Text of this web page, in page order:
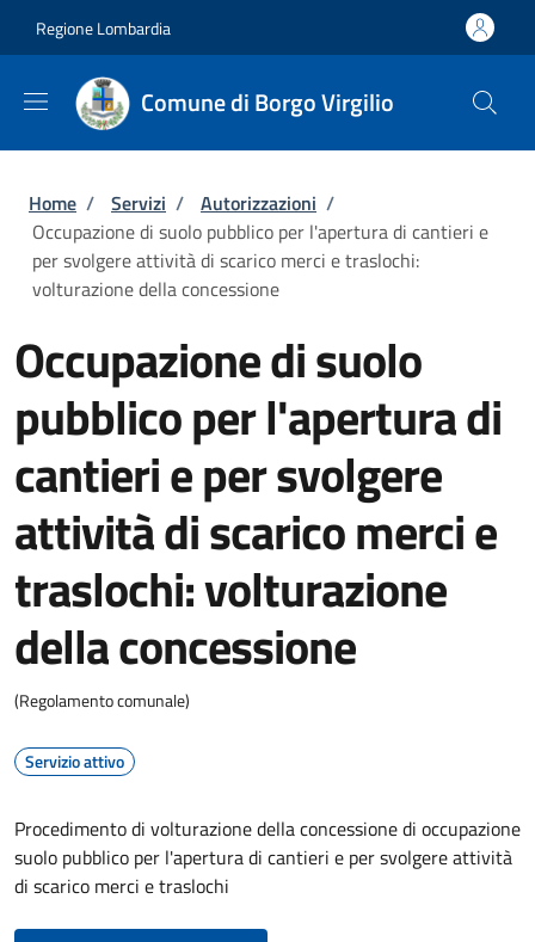
Regione Lombardia
Comune di Borgo Virgilio
Briciole di pane
Home / Servizi / Autorizzazioni /
Occupazione di suolo pubblico per l'apertura di cantieri e
per svolgere attività di scarico merci e traslochi:
volturazione della concessione
Occupazione di suolo
pubblico per l'apertura di
cantieri e per svolgere
attività di scarico merci e
traslochi: volturazione
della concessione
(Regolamento comunale)
Servizio attivo
Procedimento di volturazione della concessione di occupazione
suolo pubblico per l'apertura di cantieri e per svolgere attività
di scarico merci e traslochi